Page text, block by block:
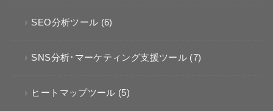
SEO分析ツール (6)
SNS分析･マーケティング支援ツール (7)
ヒートマップツール (5)